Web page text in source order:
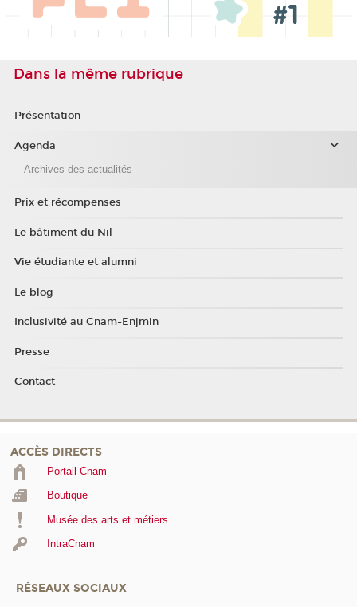
Dans la même rubrique
Présentation
Agenda
Archives des actualités
Prix et récompenses
Le bâtiment du Nil
Vie étudiante et alumni
Le blog
Inclusivité au Cnam-Enjmin
Presse
Contact
ACCÈS DIRECTS
Portail Cnam
Boutique
Musée des arts et métiers
IntraCnam
RÉSEAUX SOCIAUX